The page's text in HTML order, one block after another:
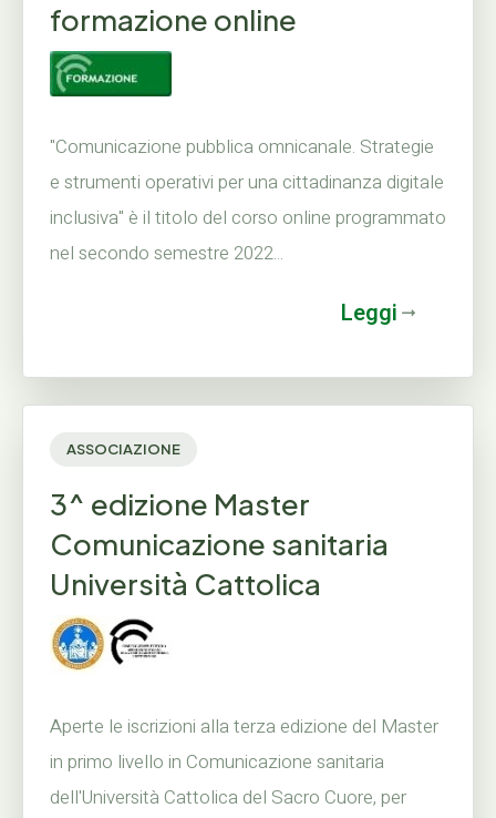
formazione online
"Comunicazione pubblica omnicanale. Strategie
e strumenti operativi per una cittadinanza digitale
inclusiva" è il titolo del corso online programmato
nel secondo semestre 2022...
Leggi
ASSOCIAZIONE
3^ edizione Master
Comunicazione sanitaria
Università Cattolica
Aperte le iscrizioni alla terza edizione del Master
in primo livello in Comunicazione sanitaria
dell'Università Cattolica del Sacro Cuore, per